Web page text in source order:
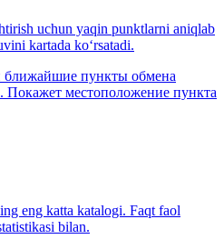
uchun yaqin punktlarni aniqlab
kartada ko‘rsatadi.
пункты обмена
местоположение пункта
eng katta katalogi. Faqt faol
bilan.